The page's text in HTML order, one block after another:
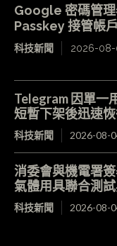
Google 密碼管
Passkey 接管帳戶
科技新聞 2026-08-
Telegram 因單一
短暫下架後迅速
科技新聞 2026-08-
消委會與機電署
氣體用具聯合測
科技新聞 2026-08-